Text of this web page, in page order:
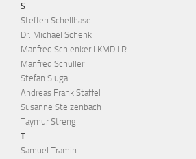
S
Steffen Schellhase
Dr. Michael Schenk
Manfred Schlenker LKMD i.R.
Manfred Schüller
Stefan Sluga
Andreas Frank Staffel
Susanne Stelzenbach
Taymur Streng
T
Samuel Tramin